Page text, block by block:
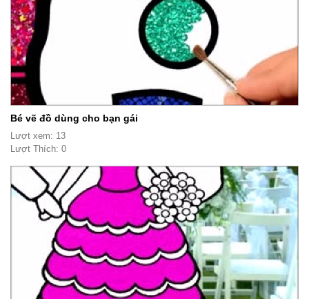
Bé vẽ đồ dùng cho bạn gái
Lượt xem: 13
Lượt Thích: 0